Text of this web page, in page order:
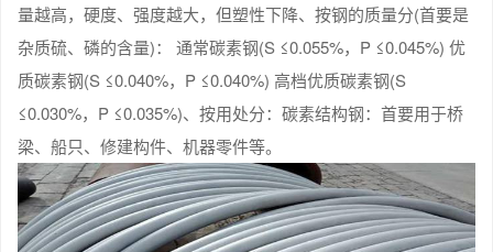
量越高，硬度、强度越大，但塑性下降、按钢的质量分(首要是
杂质硫、磷的含量)： 通常碳素钢(S ≤0.055%，P ≤0.045%) 优
质碳素钢(S ≤0.040%，P ≤0.040%) 高档优质碳素钢(S
≤0.030%，P ≤0.035%)、按用处分：碳素结构钢：首要用于桥
梁、船只、修建构件、机器零件等。